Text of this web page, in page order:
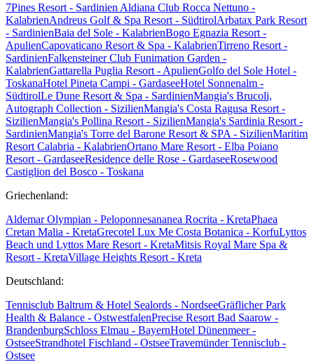
7Pines Resort - Sardinien Aldiana Club Rocca Nettuno -
KalabrienAndreus Golf & Spa Resort - SüdtirolArbatax Park Resort
- SardinienBaia del Sole - KalabrienBogo Egnazia Resort -
ApulienCapovaticano Resort & Spa - KalabrienTirreno Resort -
SardinienFalkensteiner Club Funimation Garden -
KalabrienGattarella Puglia Resort - ApulienGolfo del Sole Hotel -
ToskanaHotel Pineta Campi - GardaseeHotel Sonnenalm -
SüdtirolLe Dune Resort & Spa - SardinienMangia's Brucoli,
Autograph Collection - SizilienMangia's Costa Ragusa Resort -
SizilienMangia's Pollina Resort - SizilienMangia's Sardinia Resort -
SardinienMangia's Torre del Barone Resort & SPA - SizilienMaritim
Resort Calabria - KalabrienOrtano Mare Resort - Elba Poiano
Resort - GardaseeResidence delle Rose - GardaseeRosewood
Castiglion del Bosco - Toskana
Griechenland:
Aldemar Olympian - Peloponnesananea Rocrita - KretaPhaea
Cretan Malia - KretaGrecotel Lux Me Costa Botanica - KorfuLyttos
Beach und Lyttos Mare Resort - KretaMitsis Royal Mare Spa &
Resort - KretaVillage Heights Resort - Kreta
Deutschland:
Tennisclub Baltrum & Hotel Sealords - NordseeGräflicher Park
Health & Balance - OstwestfalenPrecise Resort Bad Saarow -
BrandenburgSchloss Elmau - BayernHotel Dünenmeer -
OstseeStrandhotel Fischland - OstseeTravemünder Tennisclub -
Ostsee